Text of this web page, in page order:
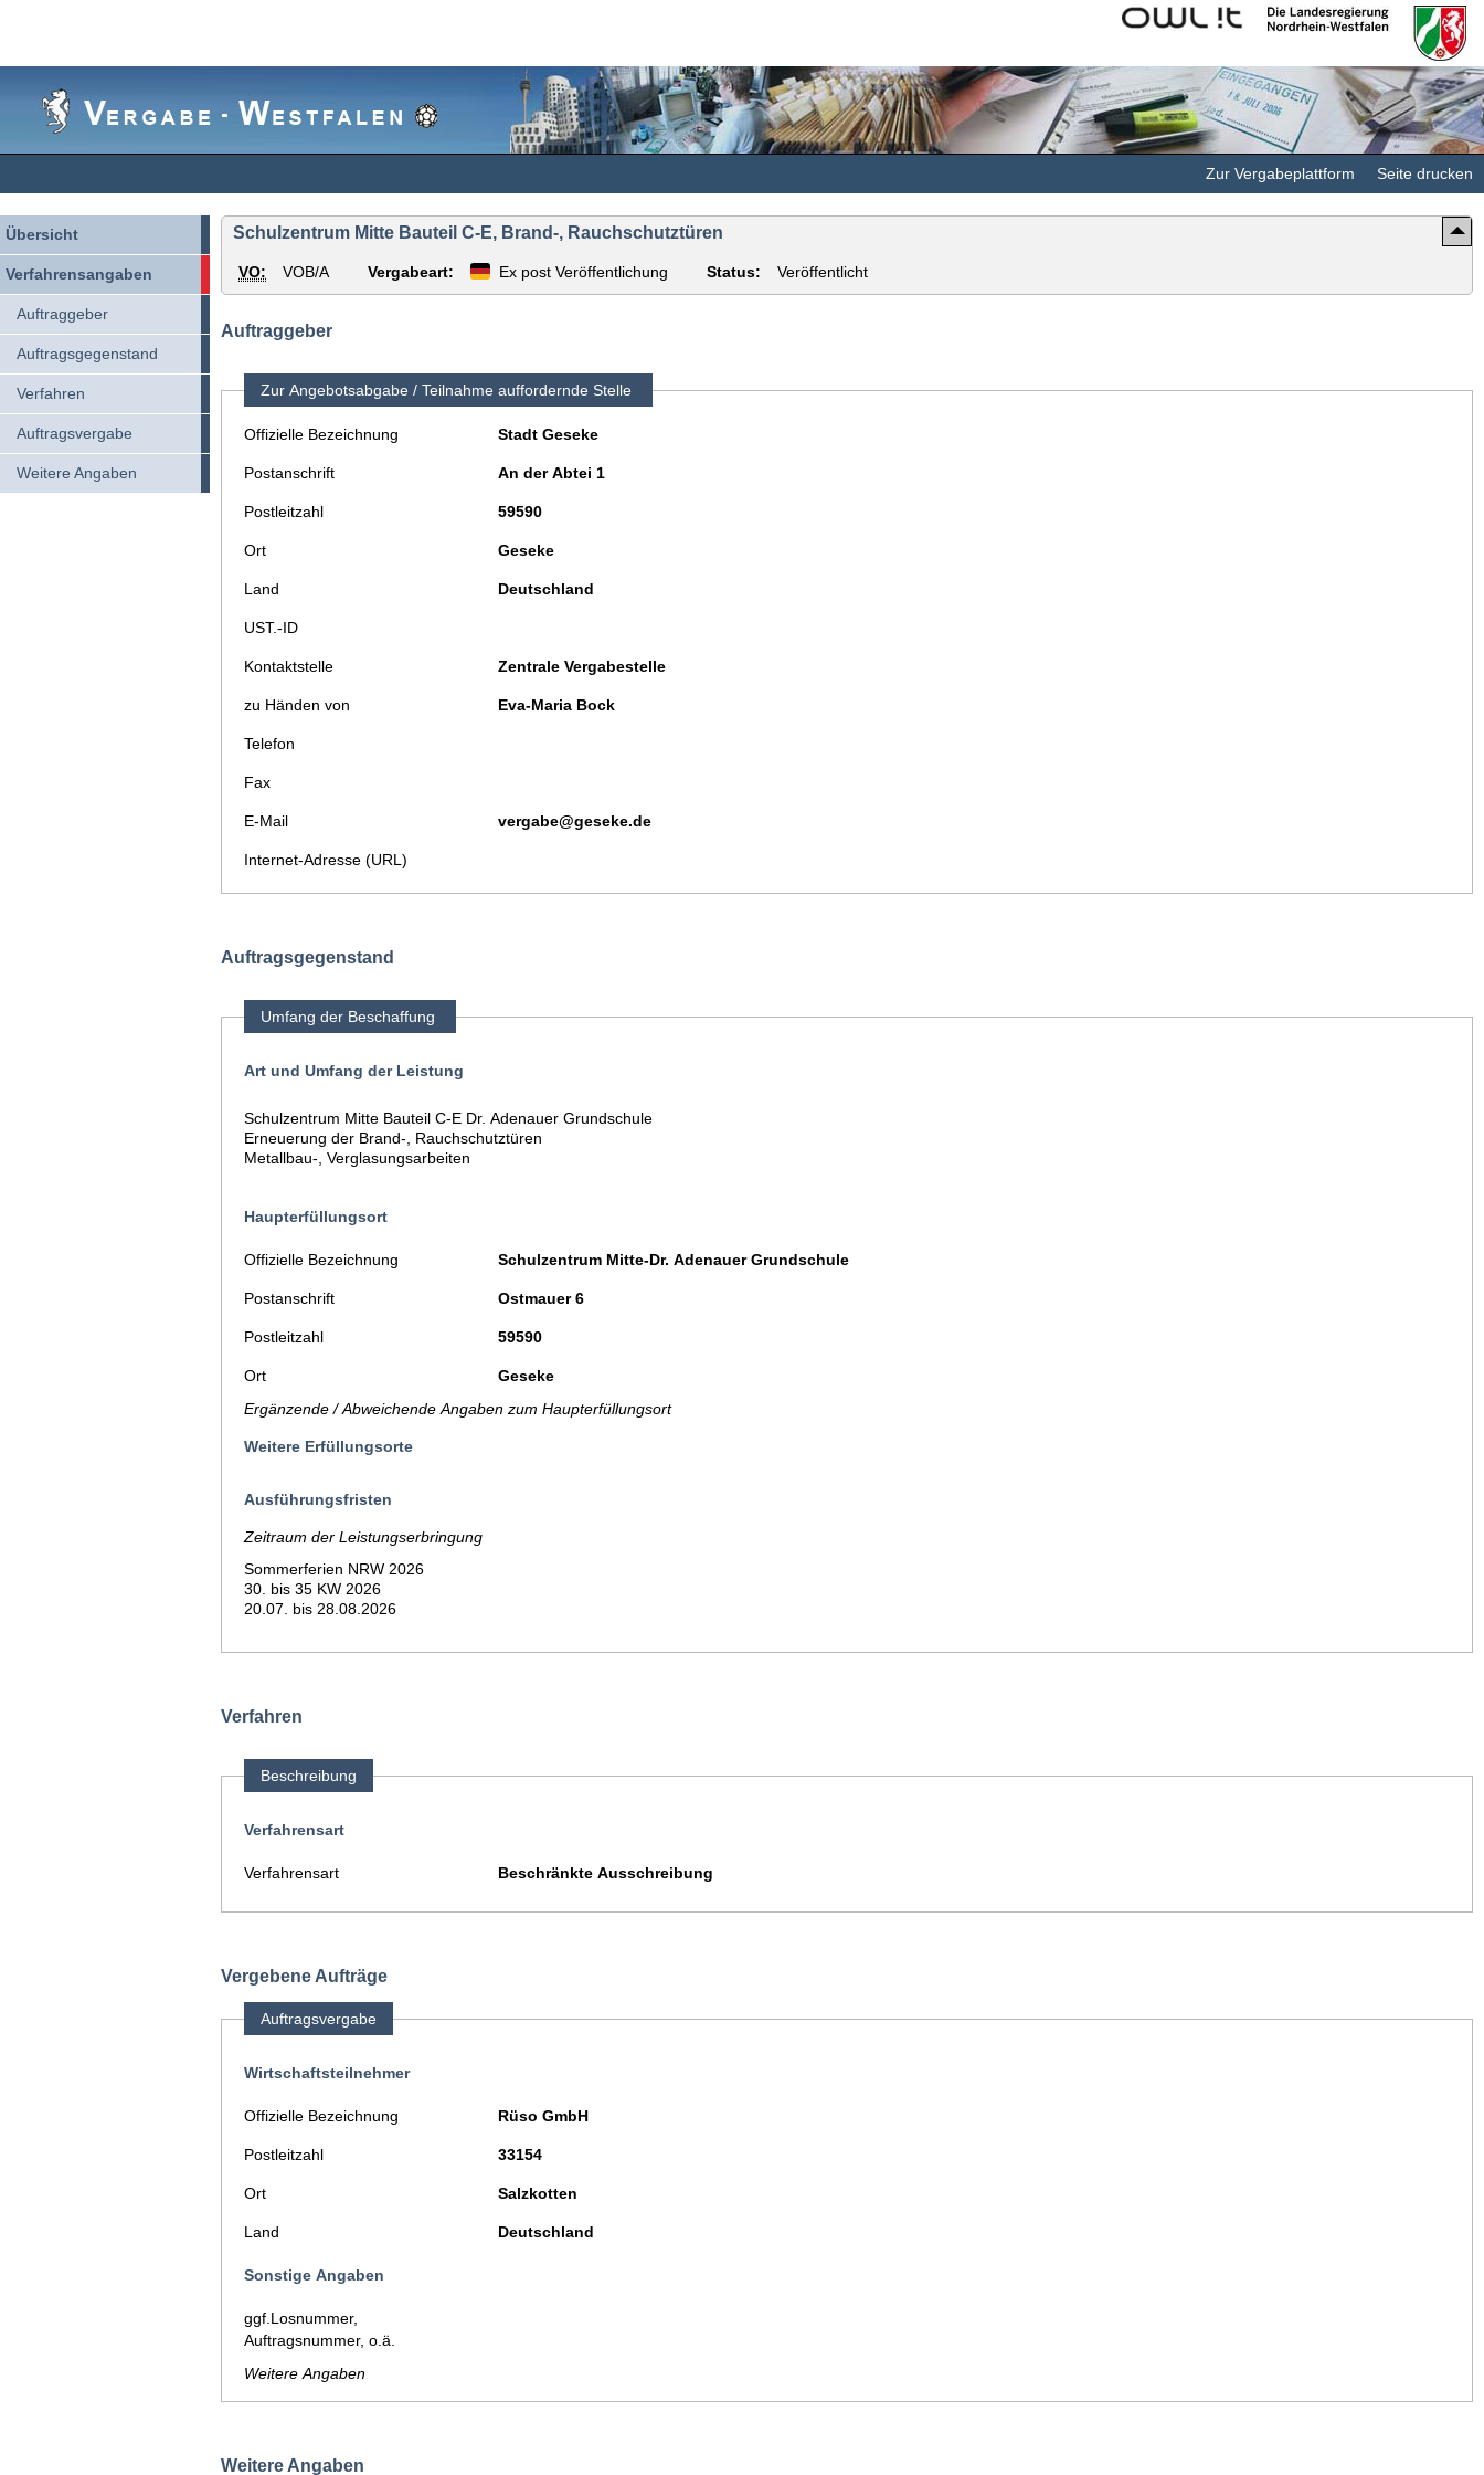
Kommunales
Rechenzentrum
Landesregierung
Nordrhein-
Zur Vergabeplattform Seite drucken
Übersicht
Verfahrensangaben
Auftraggeber
Auftragsgegenstand
Verfahren
Auftragsvergabe
Weitere Angaben
Schulzentrum Mitte Bauteil C-E, Brand-, Rauchschutztüren
VO: VOB/A Vergabeart: Ex post Veröffentlichung Status: Veröffentlicht
Auftraggeber
Zur Angebotsabgabe / Teilnahme auffordernde Stelle
Offizielle Bezeichnung Stadt Geseke
Postanschrift An der Abtei 1
Postleitzahl 59590
Ort Geseke
Land Deutschland
UST.-ID
Kontaktstelle Zentrale Vergabestelle
zu Händen von Eva-Maria Bock
Telefon
Fax
E-Mail vergabe@geseke.de
Internet-Adresse (URL)
Auftragsgegenstand
Umfang der Beschaffung
Art und Umfang der Leistung
Schulzentrum Mitte Bauteil C-E Dr. Adenauer Grundschule
Erneuerung der Brand-, Rauchschutztüren
Metallbau-, Verglasungsarbeiten
Haupterfüllungsort
Offizielle Bezeichnung Schulzentrum Mitte-Dr. Adenauer Grundschule
Postanschrift Ostmauer 6
Postleitzahl 59590
Ort
Geseke
Ergänzende / Abweichende Angaben zum Haupterfüllungsort
Weitere Erfüllungsorte
Ausführungsfristen
Zeitraum der Leistungserbringung
Sommerferien NRW 2026
30. bis 35 KW 2026
20.07. bis 28.08.2026
Verfahren
Beschreibung
Verfahrensart
Verfahrensart Beschränkte Ausschreibung
Vergebene Aufträge
Auftragsvergabe
Wirtschaftsteilnehmer
Offizielle Bezeichnung Rüso GmbH
Postleitzahl 33154
Ort Salzkotten
Land Deutschland
Sonstige Angaben
ggf.Losnummer,
Auftragsnummer, o.ä.
Weitere Angaben
Weitere Angaben